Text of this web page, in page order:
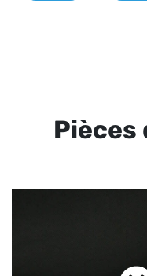
Pièces